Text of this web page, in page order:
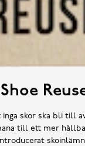
Shoe
skor ska bli till
till ett mer